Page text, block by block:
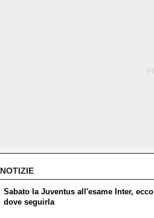
Sabato la Juventus all'esame Inter, ecco
dove seguirla